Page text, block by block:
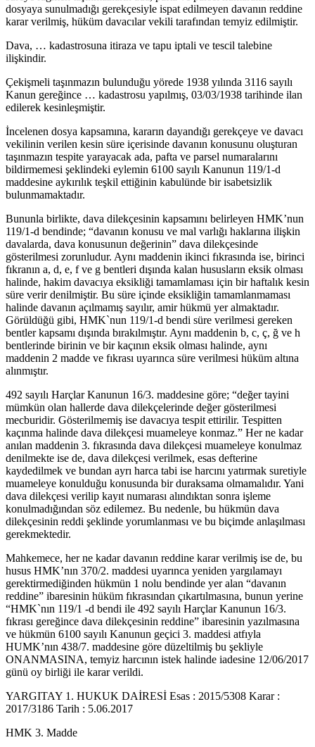
dosyaya sunulmadığı gerekçesiyle ispat edilmeyen davanın reddine
karar verilmiş, hüküm davacılar vekili tarafından temyiz edilmiştir.
Dava, … kadastrosuna itiraza ve tapu iptali ve tescil talebine
ilişkindir.
Çekişmeli taşınmazın bulunduğu yörede 1938 yılında 3116 sayılı
Kanun gereğince … kadastrosu yapılmış, 03/03/1938 tarihinde ilan
edilerek kesinleşmiştir.
İncelenen dosya kapsamına, kararın dayandığı gerekçeye ve davacı
vekilinin verilen kesin süre içerisinde davanın konusunu oluşturan
taşınmazın tespite yarayacak ada, pafta ve parsel numaralarını
bildirmemesi şeklindeki eylemin 6100 sayılı Kanunun 119/1-d
maddesine aykırılık teşkil ettiğinin kabulünde bir isabetsizlik
bulunmamaktadır.
Bununla birlikte, dava dilekçesinin kapsamını belirleyen HMK’nun
119/1-d bendinde; “davanın konusu ve mal varlığı haklarına ilişkin
davalarda, dava konusunun değerinin” dava dilekçesinde
gösterilmesi zorunludur. Aynı maddenin ikinci fıkrasında ise, birinci
fıkranın a, d, e, f ve g bentleri dışında kalan hususların eksik olması
halinde, hakim davacıya eksikliği tamamlaması için bir haftalık kesin
süre verir denilmiştir. Bu süre içinde eksikliğin tamamlanmaması
halinde davanın açılmamış sayılır, amir hükmü yer almaktadır.
Görüldüğü gibi, HMK`nun 119/1-d bendi süre verilmesi gereken
bentler kapsamı dışında bırakılmıştır. Aynı maddenin b, c, ç, ğ ve h
bentlerinde birinin ve bir kaçının eksik olması halinde, aynı
maddenin 2 madde ve fıkrası uyarınca süre verilmesi hüküm altına
alınmıştır.
492 sayılı Harçlar Kanunun 16/3. maddesine göre; “değer tayini
mümkün olan hallerde dava dilekçelerinde değer gösterilmesi
mecburidir. Gösterilmemiş ise davacıya tespit ettirilir. Tespitten
kaçınma halinde dava dilekçesi muameleye konmaz.” Her ne kadar
anılan maddenin 3. fıkrasında dava dilekçesi muameleye konulmaz
denilmekte ise de, dava dilekçesi verilmek, esas defterine
kaydedilmek ve bundan ayrı harca tabi ise harcını yatırmak suretiyle
muameleye konulduğu konusunda bir duraksama olmamalıdır. Yani
dava dilekçesi verilip kayıt numarası alındıktan sonra işleme
konulmadığından söz edilemez. Bu nedenle, bu hükmün dava
dilekçesinin reddi şeklinde yorumlanması ve bu biçimde anlaşılması
gerekmektedir.
Mahkemece, her ne kadar davanın reddine karar verilmiş ise de, bu
husus HMK’nın 370/2. maddesi uyarınca yeniden yargılamayı
gerektirmediğinden hükmün 1 nolu bendinde yer alan “davanın
reddine” ibaresinin hüküm fıkrasından çıkartılmasına, bunun yerine
“HMK`nın 119/1 -d bendi ile 492 sayılı Harçlar Kanunun 16/3.
fıkrası gereğince dava dilekçesinin reddine” ibaresinin yazılmasına
ve hükmün 6100 sayılı Kanunun geçici 3. maddesi atfıyla
HUMK’nın 438/7. maddesine göre düzeltilmiş bu şekliyle
ONANMASINA, temyiz harcının istek halinde iadesine 12/06/2017
günü oy birliği ile karar verildi.
YARGITAY 1. HUKUK DAİRESİ Esas : 2015/5308 Karar :
2017/3186 Tarih : 5.06.2017
HMK 3. Madde